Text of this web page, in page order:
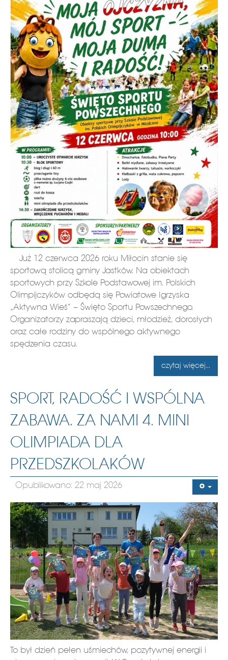
Już 12 czerwca 2026 roku Miłocin stanie się
sportową stolicą gminy Jastków. Na obiektach
sportowych przy Szkole Podstawowej im. Polskich
Olimpijczyków odbędą się Powiatowe Igrzyska
„Aktywna Wieś” – Święto Sportu Powszechnego.
Organizatorzy zapraszają dzieci, młodzież, dorosłych
oraz całe rodziny do wspólnego aktywnego
spędzenia czasu.
czytaj więcej...
SPORT, RADOŚĆ I WSPÓLNA
ZABAWA. ZA NAMI 4. MINI
OLIMPIADA DLA
PRZEDSZKOLAKÓW
Opublikowano: 22 maj 2026
To był dzień pełen uśmiechów, pozytywnej energii i